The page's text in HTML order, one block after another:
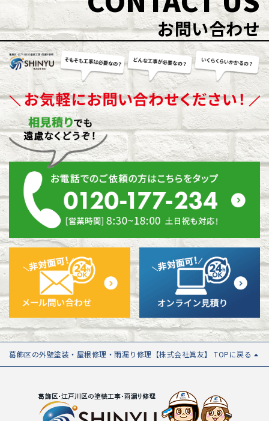
お問い合わせ
葛飾区の外壁塗装・屋根修理・雨漏り修理【株式会社眞友】 TOPに戻る